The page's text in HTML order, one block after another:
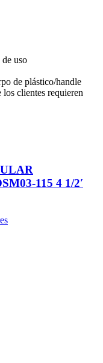
uso
de plástico/handle
clientes requieren
115 4 1/2′